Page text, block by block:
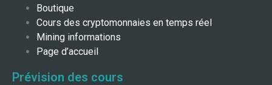
Boutique
Cours des cryptomonnaies en temps réel
Mining informations
Page d’accueil
Prévision des cours